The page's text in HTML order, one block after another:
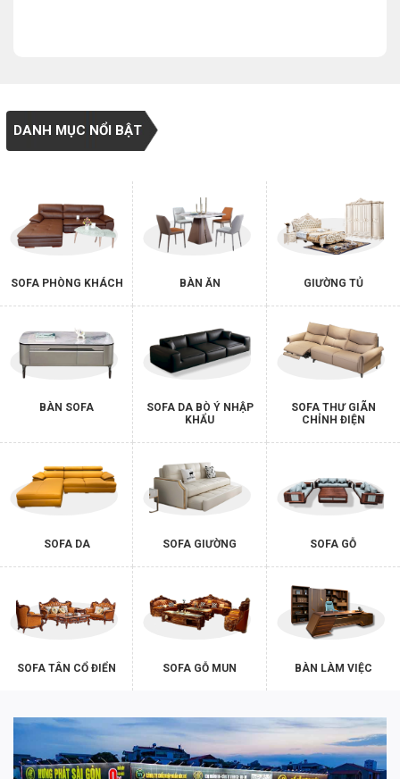
DANH MỤC NỔI BẬT
SOFA PHÒNG KHÁCH BÀN ĂN GIƯỜNG TỦ
BÀN SOFA
SOFA DA BÒ Ý NHẬP
KHẨU
SOFA THƯ GIÃN
CHỈNH ĐIỆN
SOFA DA SOFA GIƯỜNG SOFA GỖ
SOFA TÂN CỔ ĐIỂN SOFA GỖ MUN BÀN LÀM VIỆC